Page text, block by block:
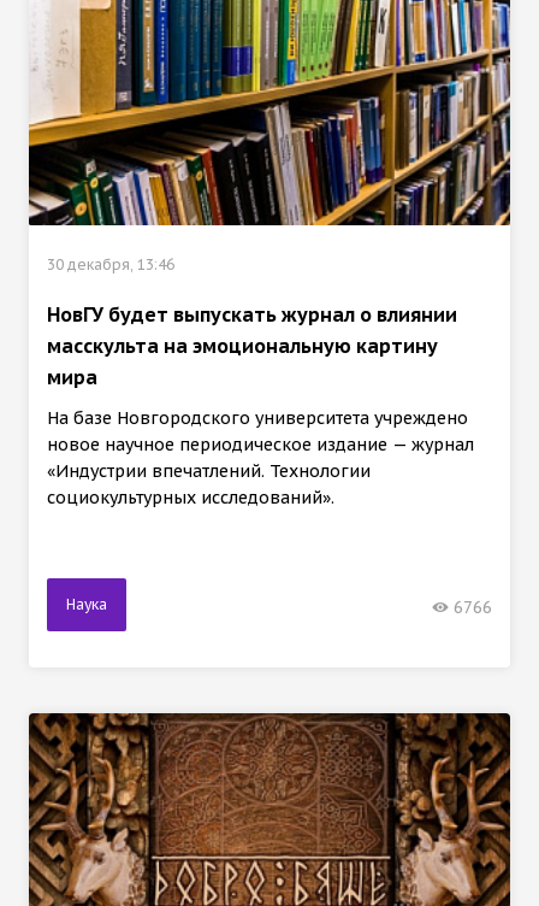
30 декабря, 13:46
НовГУ будет выпускать журнал о влиянии
масскульта на эмоциональную картину
мира
На базе Новгородского университета учреждено
новое научное периодическое издание — журнал
«Индустрии впечатлений. Технологии
социокультурных исследований».
Наука 6766